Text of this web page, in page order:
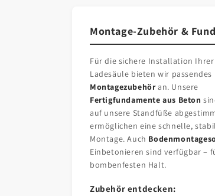
Montage-Zubehör &
Für die sichere Installation Ihrer
Ladesäule bieten wir passendes
Montagezubehöran. Unsere
Fertigfundamente aus Beton
auf unsere Standfüße
ermöglichen eine schnelle,
Montage. Auch
Einbetonieren sind verfügbar –
bombenfesten Halt.
Zubehör entdecken: